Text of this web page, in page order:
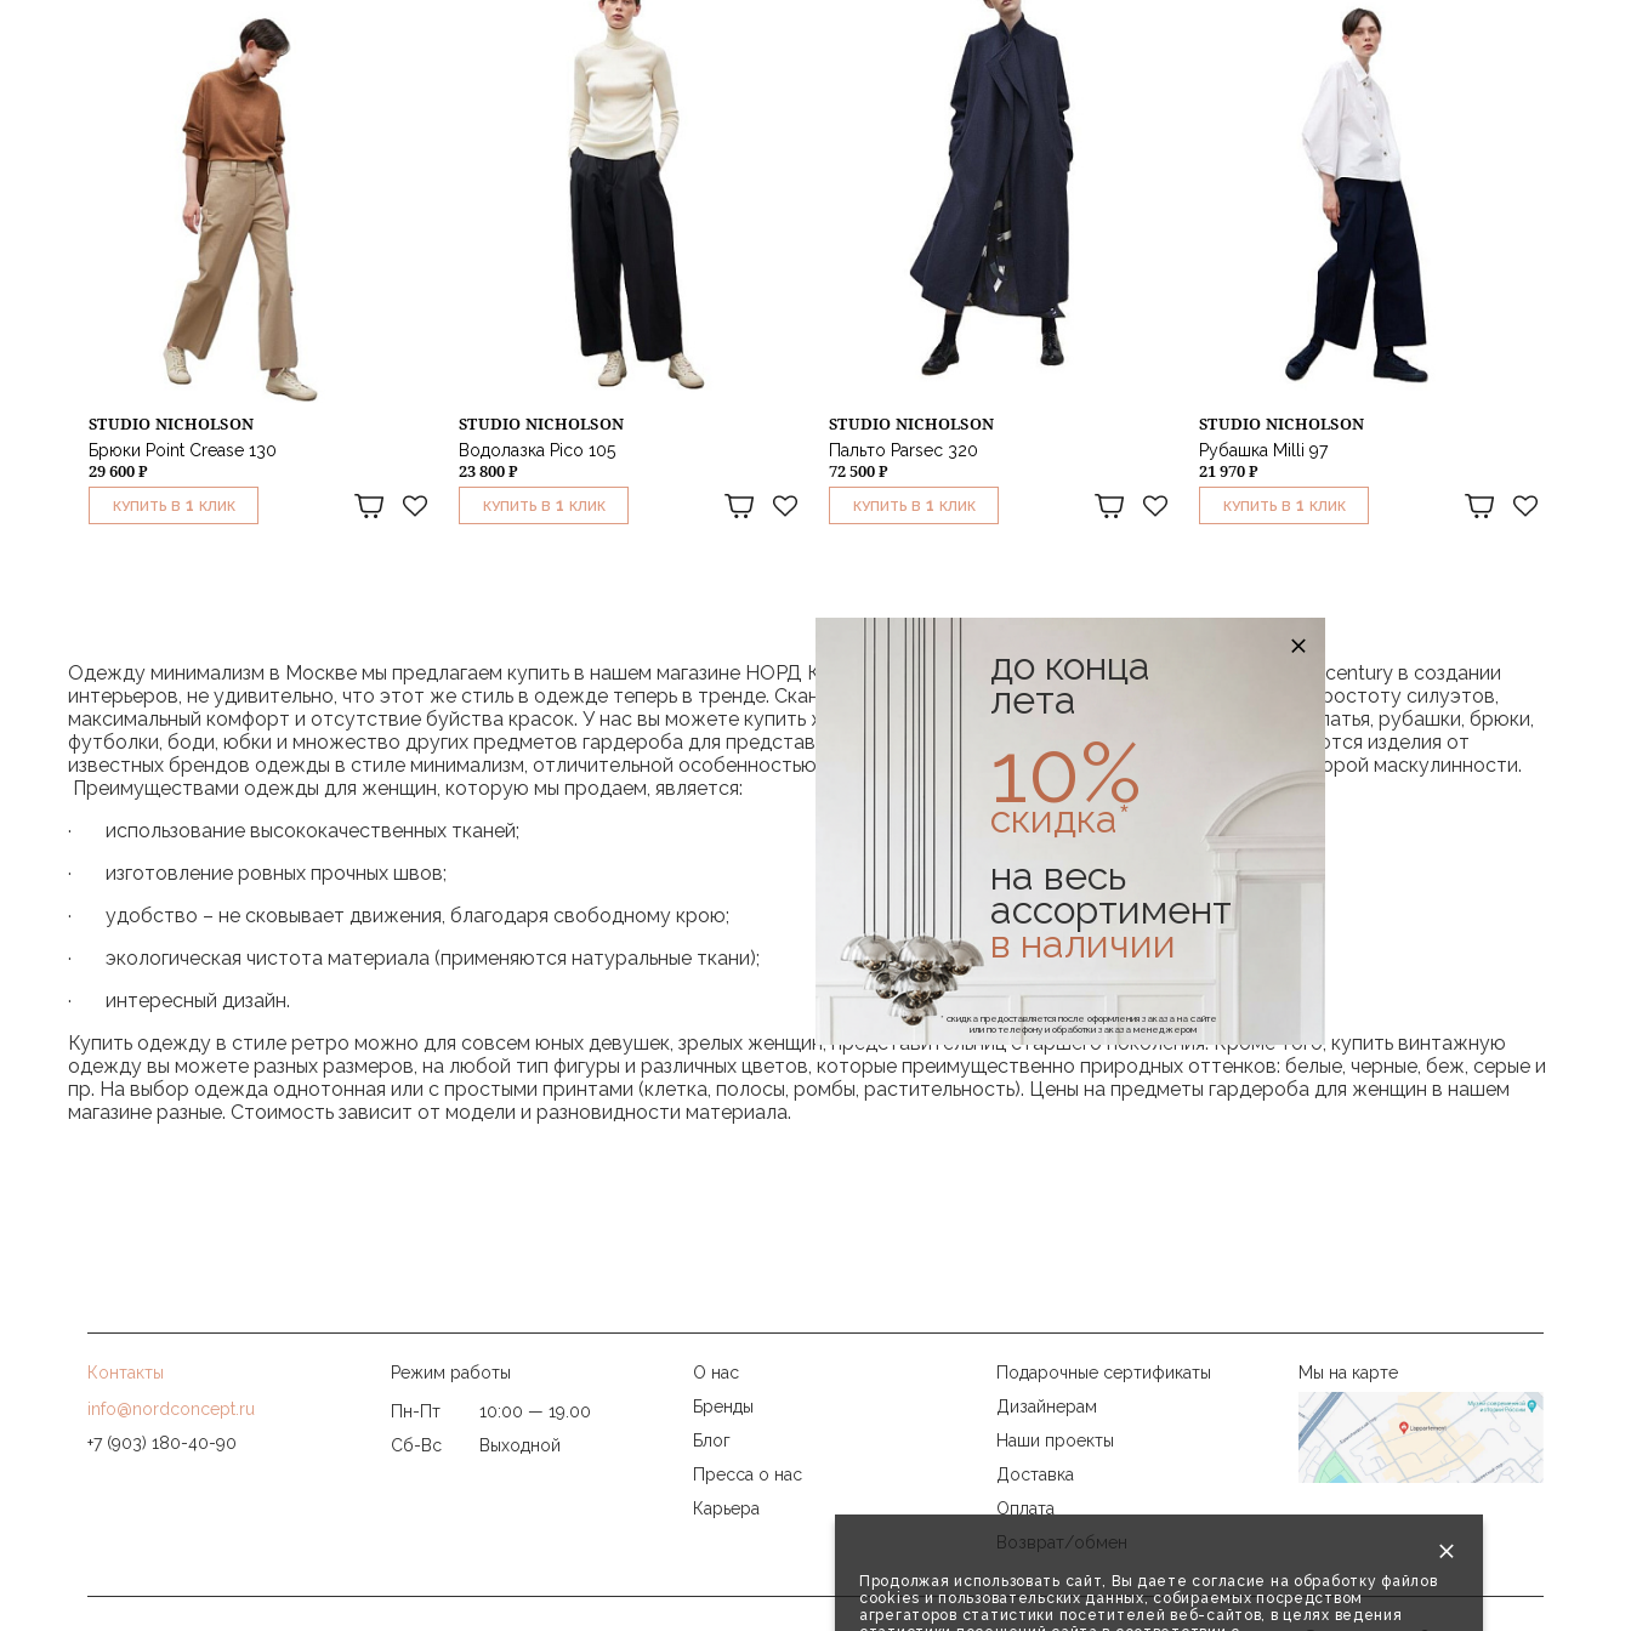
Продолжая использовать сайт, Вы даете согласие на обработку файлов
cookies и пользовательских данных, собираемых посредством
агрегаторов статистики посетителей веб-сайтов, в целях ведения
STUDIO NICHOLSON
Брюки Point Crease 130
29 600 ₽
КУПИТЬ В 1 КЛИК
STUDIO NICHOLSON
Водолазка Pico 105
23 800 ₽
КУПИТЬ В 1 КЛИК
STUDIO NICHOLSON
Пальто Parsec 320
72 500 ₽
КУПИТЬ В 1 КЛИК
STUDIO NICHOLSON
Рубашка Milli 97
21 970 ₽
КУПИТЬ В 1 КЛИК
Одежду минимализм в Москве мы предлагаем купить в нашем магазине НОРД КОНЦЕПТ. После того, как стал популярным стиль mid century в создании
интерьеров, не удивительно, что этот же стиль в одежде теперь в тренде. Скандинавский минимализм в одежде предусматривает простоту силуэтов,
максимальный комфорт и отсутствие буйства красок. У нас вы можете купить женскую одежду в стиле минимализм разных видов: платья, рубашки, брюки,
футболки, боди, юбки и множество других предметов гардероба для представительниц прекрасного пола. В нашем магазине продаются изделия от
известных брендов одежды в стиле минимализм, отличительной особенностью которой является сочетание женственности и некоторой маскулинности.
Преимуществами одежды для женщин, которую мы продаем, является:
· использование высококачественных тканей;
· изготовление ровных прочных швов;
· удобство – не сковывает движения, благодаря свободному крою;
· экологическая чистота материала (применяются натуральные ткани);
· интересный дизайн.
Купить одежду в стиле ретро можно для совсем юных девушек, зрелых женщин, представительниц старшего поколения. Кроме того, купить винтажную
одежду вы можете разных размеров, на любой тип фигуры и различных цветов, которые преимущественно природных оттенков: белые, черные, беж, серые и
пр. На выбор одежда однотонная или с простыми принтами (клетка, полосы, ромбы, растительность). Цены на предметы гардероба для женщин в нашем
магазине разные. Стоимость зависит от модели и разновидности материала.
до конца
лета
10%
скидка*
на весь
ассортимент
в наличии
* скидка предоставляется после оформления заказа на сайте
или по телефону и обработки заказа менеджером
Контакты
info@nordconcept.ru
+7 (903) 180-40-90
Режим работы
Пн-Пт
10:00 — 19.00
Сб-Вс
Выходной
Мы на карте
О нас
Подарочные сертификаты
Бренды
Дизайнерам
Блог
Наши проекты
Пресса о нас
Доставка
Карьера
Оплата
Возврат/обмен